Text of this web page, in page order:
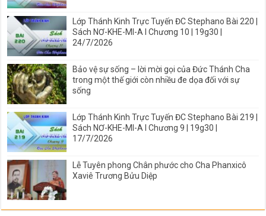
Lớp Thánh Kinh Trực Tuyến ĐC Stephano Bài 220 |
Sách NƠ-KHE-MI-A I Chương 10 | 19g30 |
24/7/2026
Bảo vệ sự sống – lời mời gọi của Đức Thánh Cha
trong một thế giới còn nhiều đe dọa đối với sự
sống
Lớp Thánh Kinh Trực Tuyến ĐC Stephano Bài 219 |
Sách NƠ-KHE-MI-A I Chương 9 | 19g30 |
17/7/2026
Lễ Tuyên phong Chân phước cho Cha Phanxicô
Xaviê Trương Bửu Diệp